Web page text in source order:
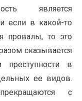
является
если в какой-то
провалы, то это
сказывается
преступности в
ее видов.
с